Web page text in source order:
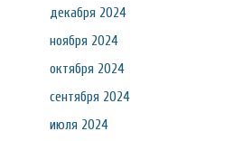
декабря 2024
ноября 2024
октября 2024
сентября 2024
июля 2024